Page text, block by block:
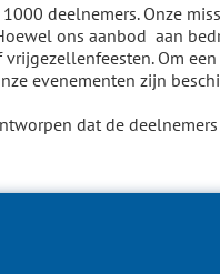
deelnemers. Onze
ons aanbod aan
Om
evenementen zijn
dat de